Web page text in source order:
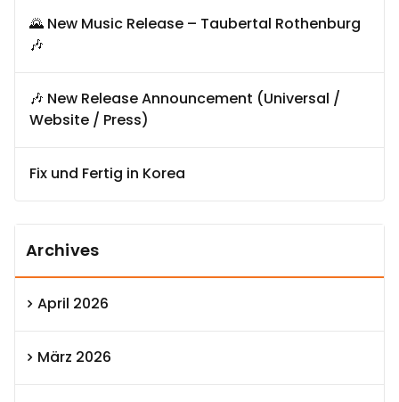
🌄 New Music Release – Taubertal Rothenburg
🎶
🎶 New Release Announcement (Universal /
Website / Press)
Fix und Fertig in Korea
Archives
April 2026
März 2026